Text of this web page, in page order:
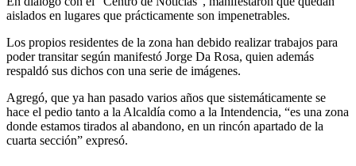
aislados en lugares que prácticamente son impenetrables.
Los propios residentes de la zona han debido realizar trabajos para
poder transitar según manifestó Jorge Da Rosa, quien además
respaldó sus dichos con una serie de imágenes.
Agregó, que ya han pasado varios años que sistemáticamente se
hace el pedio tanto a la Alcaldía como a la Intendencia, “es una zona
donde estamos tirados al abandono, en un rincón apartado de la
cuarta sección” expresó.